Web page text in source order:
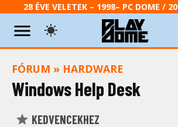
28 ÉVE VELETEK – 1998– PC DOME /
FÓRUM » HARDWARE
Windows Help Desk
KEDVENCEKHEZ